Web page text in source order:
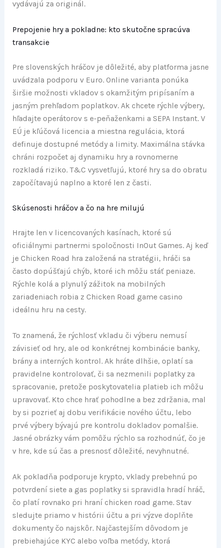
vydávajú za originál.
Prepojenie hry a pokladne: kto skutočne spracúva
transakcie
Pre slovenských hráčov je dôležité, aby platforma jasne
uvádzala podporu v Euro. Online varianta ponúka
širšie možnosti vkladov s okamžitým pripísaním a
jasným prehľadom poplatkov. Ak chcete rýchle výbery,
hľadajte operátorov s e-peňaženkami a SEPA Instant. V
EÚ je kľúčová licencia a miestna regulácia, ktorá
definuje dostupné metódy a limity. Maximálna stávka
chráni rozpočet aj dynamiku hry a rovnomerne
rozkladá riziko. T&C vysvetľujú, ktoré hry sa do obratu
započítavajú naplno a ktoré len z časti.
Skúsenosti hráčov a čo na hre milujú
Hrajte len v licencovaných kasínach, ktoré sú
oficiálnymi partnermi spoločnosti InOut Games. Aj keď
je Chicken Road hra založená na stratégii, hráči sa
často dopúšťajú chýb, ktoré ich môžu stáť peniaze.
Rýchle kolá a plynulý zážitok na mobilných
zariadeniach robia z Chicken Road game casino
ideálnu hru na cesty.
To znamená, že rýchlosť vkladu či výberu nemusí
závisieť od hry, ale od konkrétnej kombinácie banky,
brány a interných kontrol. Ak hráte dlhšie, oplatí sa
pravidelne kontrolovať, či sa nezmenili poplatky za
spracovanie, pretože poskytovatelia platieb ich môžu
upravovať. Kto chce hrať pohodlne a bez zdržania, mal
by si pozrieť aj dobu verifikácie nového účtu, lebo
prvé výbery bývajú pre kontrolu dokladov pomalšie.
Jasné obrázky vám pomôžu rýchlo sa rozhodnúť, čo je
v hre, kde sú čas a presnosť dôležité, nevyhnutné.
Ak pokladňa podporuje krypto, vklady prebehnú po
potvrdení siete a gas poplatky si spravidla hradí hráč,
čo platí rovnako pri hraní chicken road game. Stav
sledujte priamo v histórii účtu a pri výzve doplňte
dokumenty čo najskôr. Najčastejším dôvodom je
prebiehajúce KYC alebo voľba metódy, ktorá